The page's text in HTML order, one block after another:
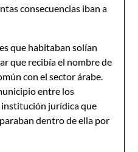
consecuencias iban a
que habitaban solían
que recibía el nombre de
con el sector árabe.
entre los
institución jurídica que
dentro de ella por